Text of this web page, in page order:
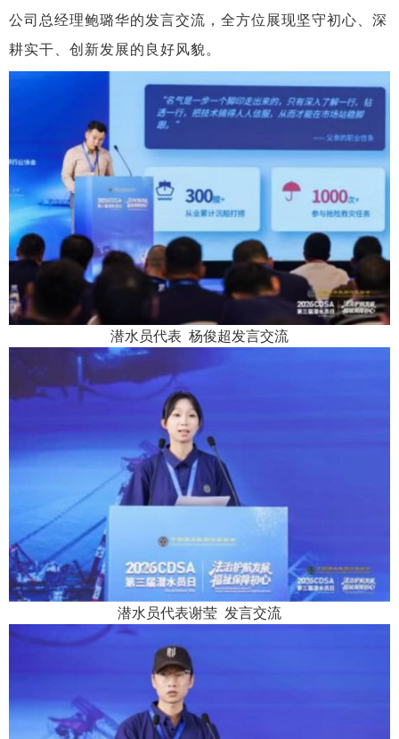
公司总经理鲍璐华的发言交流，全方位展现坚守初心、深
耕实干、创新发展的良好风貌。
潜水员代表 杨俊超发言交流
潜水员代表谢莹 发言交流